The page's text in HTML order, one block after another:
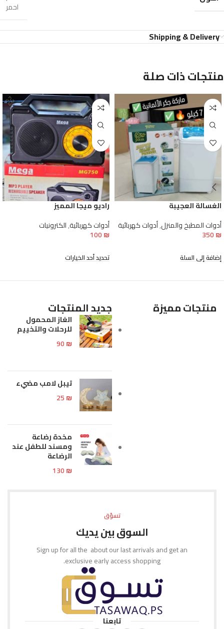
احمر
Shipping & Delivery
منتجات ذات صلة
الغسالة العجيبة
أدوات المطبخ والمنزل,أدوات كهربائية
350₪
إضافة إلى السلة
راديو ميجا المميز
أدوات كهربائية,الكترونيات
100₪
تحديد أحد الخيارات
منتجات مميزة جديد المنتجات
الغاز المحمول
للرحلات والتخييم
90₪
تيبل لامب مضيء
25₪
مخدة رضاعة
ومسند للطفل عند
الرضاعة
130₪
تسوّق
السوق بين يديك
Sign up for all the about our last arrivals and get an
exclusive early access shopping.
تابعنا